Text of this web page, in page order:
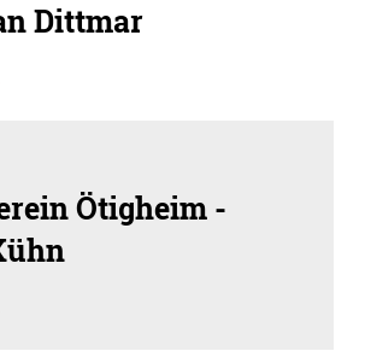
Dittmar
Ötigheim -